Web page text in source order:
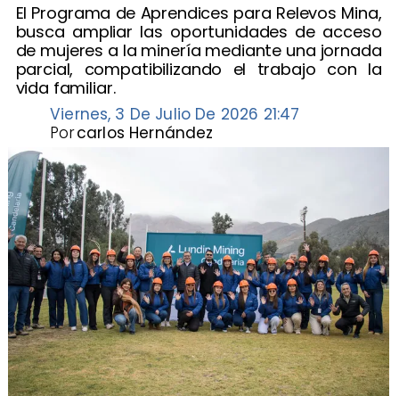
El Programa de Aprendices para Relevos Mina,
busca ampliar las oportunidades de acceso
de mujeres a la minería mediante una jornada
parcial, compatibilizando el trabajo con la
vida familiar.
Viernes, 3 De Julio De 2026 21:47
carlos Hernández
Por